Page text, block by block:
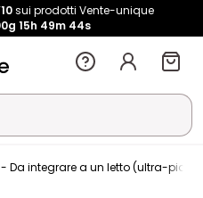
sui prodotti Vente-unique
15h 49m 44s
- Da integrare a un letto (ultra-